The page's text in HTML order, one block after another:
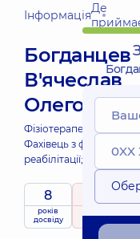
ІнформаціяДе
Богданцев
В'ячеслав
Олегович
Фізіотерапевт;
Фахівець з фізичної
реабілітації;
8
років
досвіду
4.9 / 5